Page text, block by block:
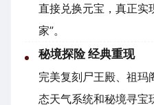
直接兑换元宝，真正实
家”。
秘境探险 经典重现
完美复刻尸王殿、祖玛
态天气系统和秘境寻宝